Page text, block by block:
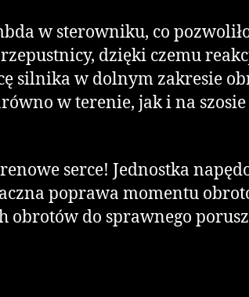
w sterowniku, co
dzięki czemu
silnika w dolnym zakresie
w terenie, jak i na
serce! Jednostka
poprawa momentu
do sprawnego